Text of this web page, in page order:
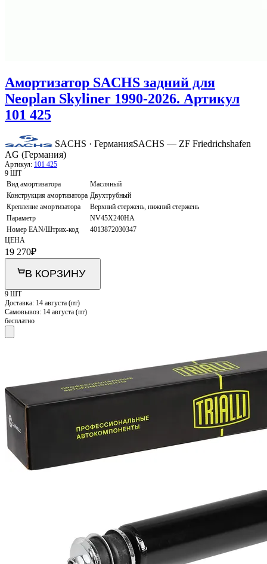
Амортизатор SACHS задний для
Neoplan Skyliner 1990-2026. Артикул
101 425
SACHS · ГерманияSACHS — ZF Friedrichshafen
AG (Германия)
Артикул: 101 425
9 ШТ
Вид амортизатора
Масляный
Конструкция амортизатора Двухтрубный
Крепление амортизатора
Верхний стержень, нижний стержень
Параметр
NV45X240HA
Номер EAN/Штрих-код
4013872030347
ЦЕНА
19 270₽
В КОРЗИНУ
9 ШТ
Доставка: 14 августа (пт)
Самовывоз: 14 августа (пт)
бесплатно